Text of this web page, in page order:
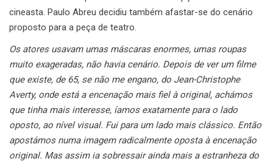
cineasta. Paulo Abreu decidiu também afastar-se do cenário
proposto para a peça de teatro.
Os atores usavam umas máscaras enormes, umas roupas
muito exageradas, não havia cenário. Depois de ver um filme
que existe, de 65, se não me engano, do Jean-Christophe
Averty, onde está a encenação mais fiel à original, achámos
que tinha mais interesse, íamos exatamente para o lado
oposto, ao nível visual. Fui para um lado mais clássico. Então
apostámos numa imagem radicalmente oposta à encenação
original. Mas assim ia sobressair ainda mais a estranheza do